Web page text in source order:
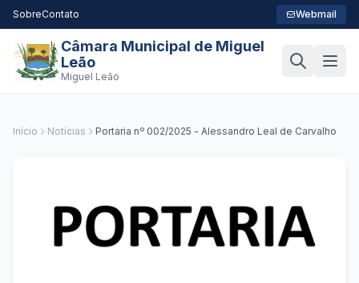
SobreContato Webmail
Câmara Municipal de Miguel
Leão
Miguel Leão
Início Notícias Portaria nº 002/2025 - Alessandro Leal de Carvalho